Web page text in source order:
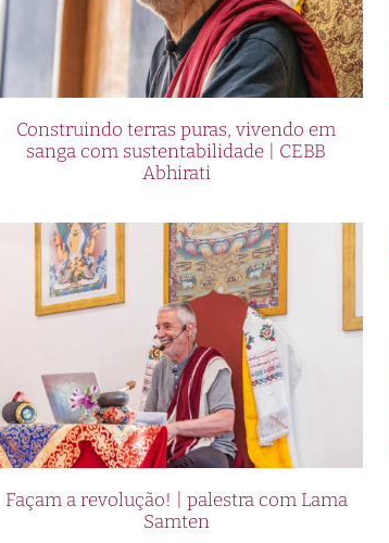
Construindo terras puras, vivendo em
sanga com sustentabilidade | CEBB
Abhirati
Façam a revolução! | palestra com Lama
Samten